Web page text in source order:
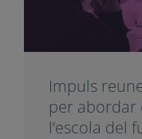
Impuls
per abordar
l’escola del